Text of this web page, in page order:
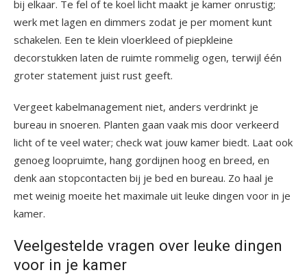
bij elkaar. Te fel of te koel licht maakt je kamer onrustig;
werk met lagen en dimmers zodat je per moment kunt
schakelen. Een te klein vloerkleed of piepkleine
decorstukken laten de ruimte rommelig ogen, terwijl één
groter statement juist rust geeft.
Vergeet kabelmanagement niet, anders verdrinkt je
bureau in snoeren. Planten gaan vaak mis door verkeerd
licht of te veel water; check wat jouw kamer biedt. Laat ook
genoeg loopruimte, hang gordijnen hoog en breed, en
denk aan stopcontacten bij je bed en bureau. Zo haal je
met weinig moeite het maximale uit leuke dingen voor in je
kamer.
Veelgestelde vragen over leuke dingen
voor in je kamer